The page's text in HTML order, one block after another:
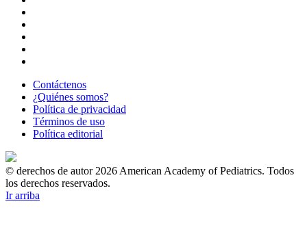
Contáctenos
¿Quiénes somos?
Política de privacidad
Términos de uso
Política editorial
© derechos de autor 2026 American Academy of Pediatrics. Todos
los derechos reservados.
Ir arriba